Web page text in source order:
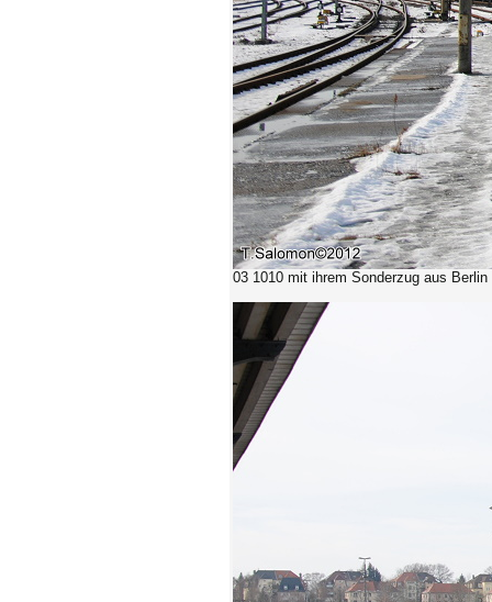
03 1010 mit ihrem Sonderzug aus